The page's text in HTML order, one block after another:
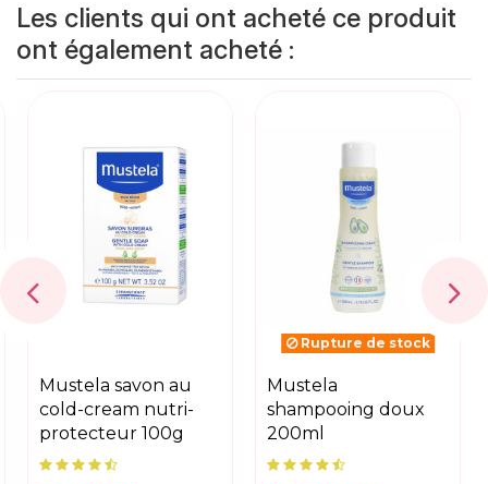
Les clients qui ont acheté ce produit
ont également acheté :
mustela savon au
cold-cream nutri-
protecteur 100g
Rupture de stock
mustela
shampooing doux
200ml